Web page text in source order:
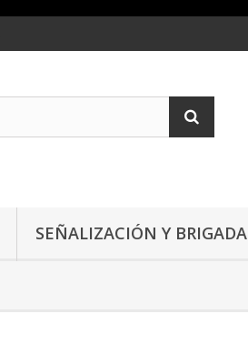
SEÑALIZACIÓN Y BRIGADA